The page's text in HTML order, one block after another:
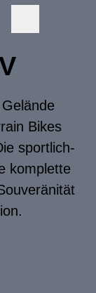
Bikes
sportlich-
komplette